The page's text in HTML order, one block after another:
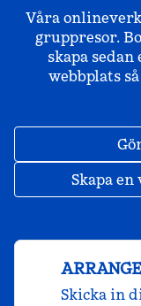
Våra
gruppresor.
skapa
webbplats
Skapa
Skicka in